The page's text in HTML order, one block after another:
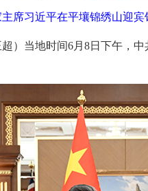
席习近平在平壤锦绣山迎
）当地时间6月8日下午，